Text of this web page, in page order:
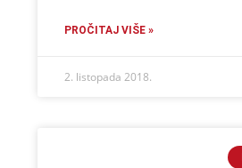
PROČITAJ VIŠE »
2. listopada 2018.